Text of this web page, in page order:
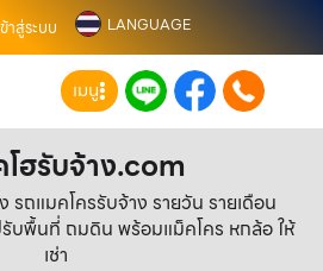
ข้าสู่ระบบ LANGUAGE
เมนู
ฮรับจ้าง.com
รถแมคโครรับจ้าง รายวัน รายเดือน
บพื้นที่ ถมดิน พร้อมแม็คโคร หกล้อ ให้
เช่า